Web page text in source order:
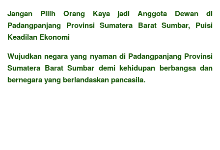
Jangan Pilih Orang Kaya jadi Anggota Dewan di
Padangpanjang Provinsi Sumatera Barat Sumbar, Puisi
Keadilan Ekonomi
Wujudkan negara yang nyaman di Padangpanjang Provinsi
Sumatera Barat Sumbar demi kehidupan berbangsa dan
bernegara yang berlandaskan pancasila.